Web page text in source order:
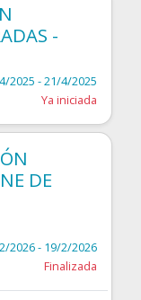
-
2025 - 21/4/2025
Ya iniciada
DE
2026 - 19/2/2026
Finalizada